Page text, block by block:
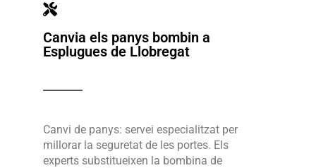
Canvia els panys bombin a
Esplugues de Llobregat
Canvi de panys: servei especialitzat per
millorar la seguretat de les portes. Els
experts substitueixen la bombina de